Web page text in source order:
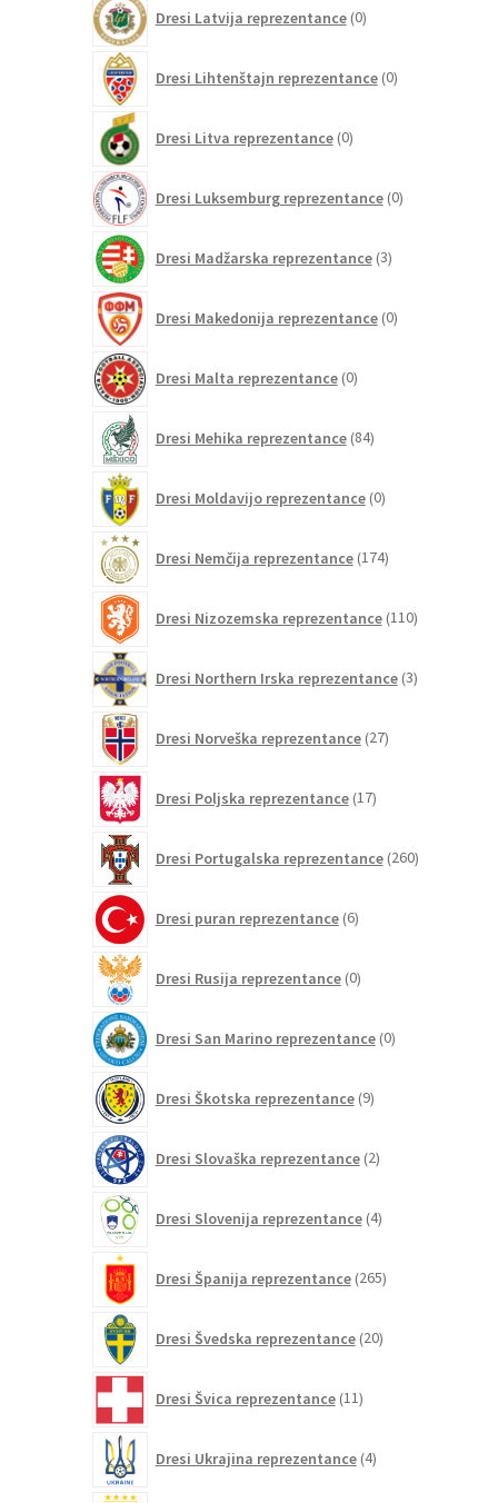
Dresi Latvija reprezentance 0izdelkov
Dresi Lihtenštajn reprezentance 0izdelkov
Dresi Litva reprezentance 0izdelkov
Dresi Luksemburg reprezentance 0izdelkov
Dresi Madžarska reprezentance 3izdelki
Dresi Makedonija reprezentance 0izdelkov
Dresi Malta reprezentance 0izdelkov
Dresi Mehika reprezentance 84izdelkov
Dresi Moldavijo reprezentance 0izdelkov
Dresi Nemčija reprezentance 174izdelkov
Dresi Nizozemska reprezentance 110izdelkov
Dresi Northern Irska reprezentance 3izdelki
Dresi Norveška reprezentance 27izdelkov
Dresi Poljska reprezentance 17izdelkov
Dresi Portugalska reprezentance 260izdelkov
Dresi puran reprezentance 6izdelkov
Dresi Rusija reprezentance 0izdelkov
Dresi San Marino reprezentance 0izdelkov
Dresi Škotska reprezentance 9izdelkov
Dresi Slovaška reprezentance 2izdelka
Dresi Slovenija reprezentance 4izdelki
Dresi Španija reprezentance 265izdelkov
Dresi Švedska reprezentance 20izdelkov
Dresi Švica reprezentance 11izdelkov
Dresi Ukrajina reprezentance 4izdelki